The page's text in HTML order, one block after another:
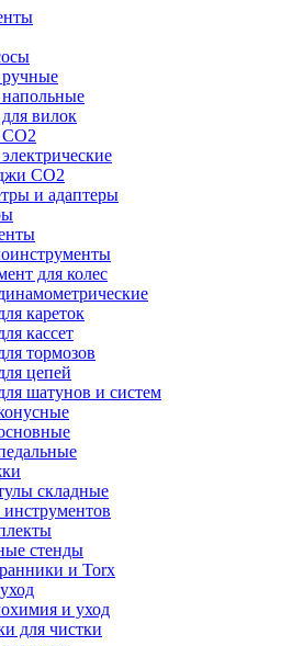
вилок
CO2
и адаптеры
для колес
кареток
кассет
тормозов
цепей
шатунов и систем
складные
стенды
и Torx
и уход
для чистки